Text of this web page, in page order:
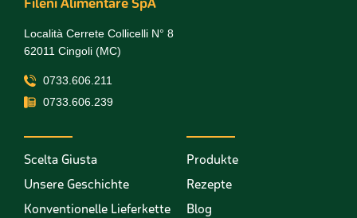
Fileni Alimentare SpA
Località Cerrete Collicelli N° 8
62011 Cingoli (MC)
0733.606.211
0733.606.239
Scelta Giusta
Unsere Geschichte
Konventionelle Lieferkette
Produkte
Rezepte
Blog